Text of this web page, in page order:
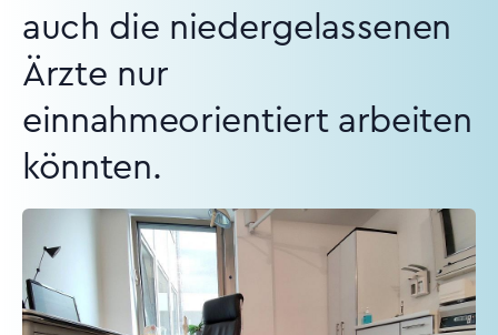
auch die niedergelassenen
Ärzte nur
einnahmeorientiert arbeiten
könnten.